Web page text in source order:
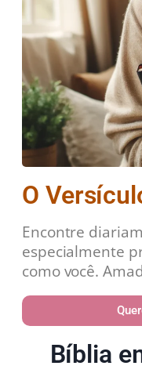
O
Encontre
especialmente
como você.
Bíblia